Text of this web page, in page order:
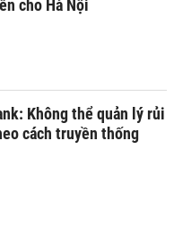
cho Hà Nội
Không thể quản lý rủi
cách truyền thống